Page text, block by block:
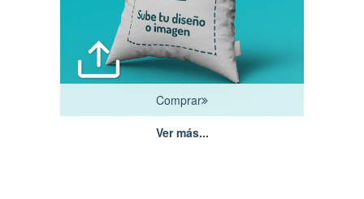
Comprar
Ver más...